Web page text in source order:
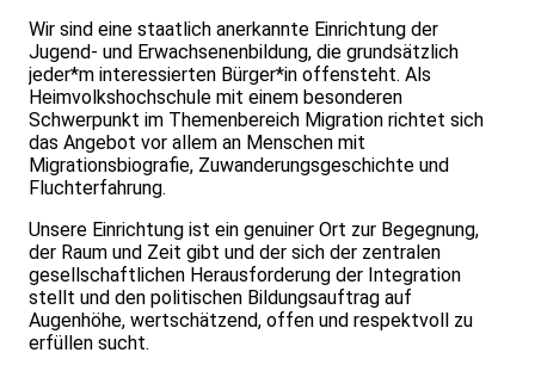
Wir sind eine staatlich anerkannte Einrichtung der
Jugend- und Erwachsenenbildung, die grundsätzlich
jeder*m interessierten Bürger*in offensteht. Als
Heimvolkshochschule mit einem besonderen
Schwerpunkt im Themenbereich Migration richtet sich
das Angebot vor allem an Menschen mit
Migrationsbiografie, Zuwanderungsgeschichte und
Fluchterfahrung.
Unsere Einrichtung ist ein genuiner Ort zur Begegnung,
der Raum und Zeit gibt und der sich der zentralen
gesellschaftlichen Herausforderung der Integration
stellt und den politischen Bildungsauftrag auf
Augenhöhe, wertschätzend, offen und respektvoll zu
erfüllen sucht.